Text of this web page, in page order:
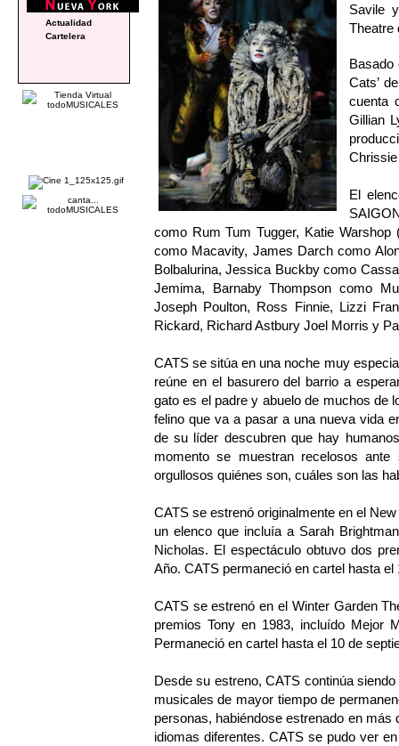
Savile
Theatre
Basado
Cats’
cuenta
Gillian
El
como Rum Tum Tugger, Katie
como Macavity, James Darch como
Bolbalurina, Jessica Buckby como
Jemima, Barnaby Thompson como
Joseph Poulton, Ross Finnie, Lizzi
Rickard, Richard Astbury Joel Morris y
CATS se sitúa en una noche muy
reúne en el basurero del barrio a
gato es el padre y abuelo de muchos de
felino que va a pasar a una nueva vida
de su líder descubren que hay
momento se muestran recelosos
orgullosos quiénes son, cuáles son las
CATS se estrenó originalmente en el
un elenco que incluía a Sarah
Nicholas. El espectáculo obtuvo dos
Año. CATS permaneció en cartel hasta
CATS se estrenó en el Winter Garden
premios Tony en 1983, incluído Mejor
Permaneció en cartel hasta el 10 de
Desde su estreno, CATS continúa
musicales de mayor tiempo de
personas, habiéndose estrenado en
idiomas diferentes. CATS se pudo ver
Actualidad
Cartelera